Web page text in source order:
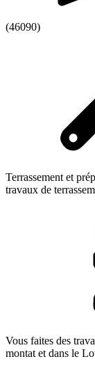
(46090)
Terrassement et
travaux de
Vous faites des
montat et dans le